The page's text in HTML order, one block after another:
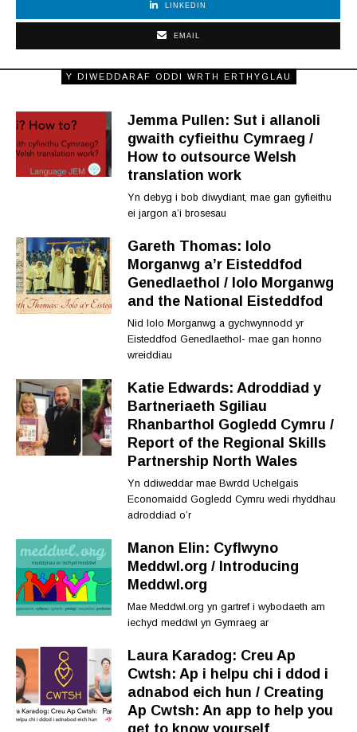
LINKEDIN
EMAIL
Y DIWEDDARAF ODDI WRTH ERTHYGLAU
Jemma Pullen: Sut i allanoli
gwaith cyfieithu Cymraeg /
How to outsource Welsh
translation work
Yn debyg i bob diwydiant, mae gan gyfieithu
ei jargon a’i brosesau
Gareth Thomas: Iolo
Morganwg a’r Eisteddfod
Genedlaethol / Iolo Morganwg
and the National Eisteddfod
Nid Iolo Morganwg a gychwynnodd yr
Eisteddfod Genedlaethol- mae gan honno
wreiddiau
Katie Edwards: Adroddiad y
Bartneriaeth Sgiliau
Rhanbarthol Gogledd Cymru /
Report of the Regional Skills
Partnership North Wales
Yn ddiweddar mae Bwrdd Uchelgais
Economaidd Gogledd Cymru wedi rhyddhau
adroddiad o’r
Manon Elin: Cyflwyno
Meddwl.org / Introducing
Meddwl.org
Mae Meddwl.org yn gartref i wybodaeth am
iechyd meddwl yn Gymraeg ar
Laura Karadog: Creu Ap
Cwtsh: Ap i helpu chi i ddod i
adnabod eich hun / Creating
Ap Cwtsh: An app to help you
get to know yourself